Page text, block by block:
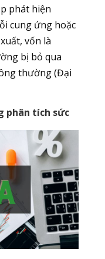
phát hiện
cung ứng hoặc
vốn là
bị bỏ qua
thường (Đại
phân tích sức